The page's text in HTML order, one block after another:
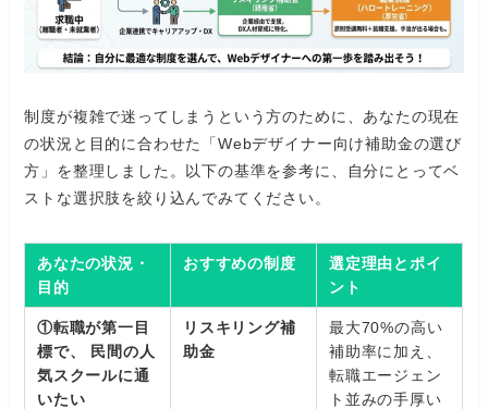
制度が複雑で迷ってしまうという方のために、あなたの現在
の状況と目的に合わせた「Webデザイナー向け補助金の選び
方」を整理しました。以下の基準を参考に、自分にとってベ
ストな選択肢を絞り込んでみてください。
あなたの状況・
目的
おすすめの制度
選定理由とポイ
ント
①転職が第一目
標で、 民間の人
気スクールに通
いたい
リスキリング補
助金
最大70%の高い
補助率に加え、
転職エージェン
ト並みの手厚い